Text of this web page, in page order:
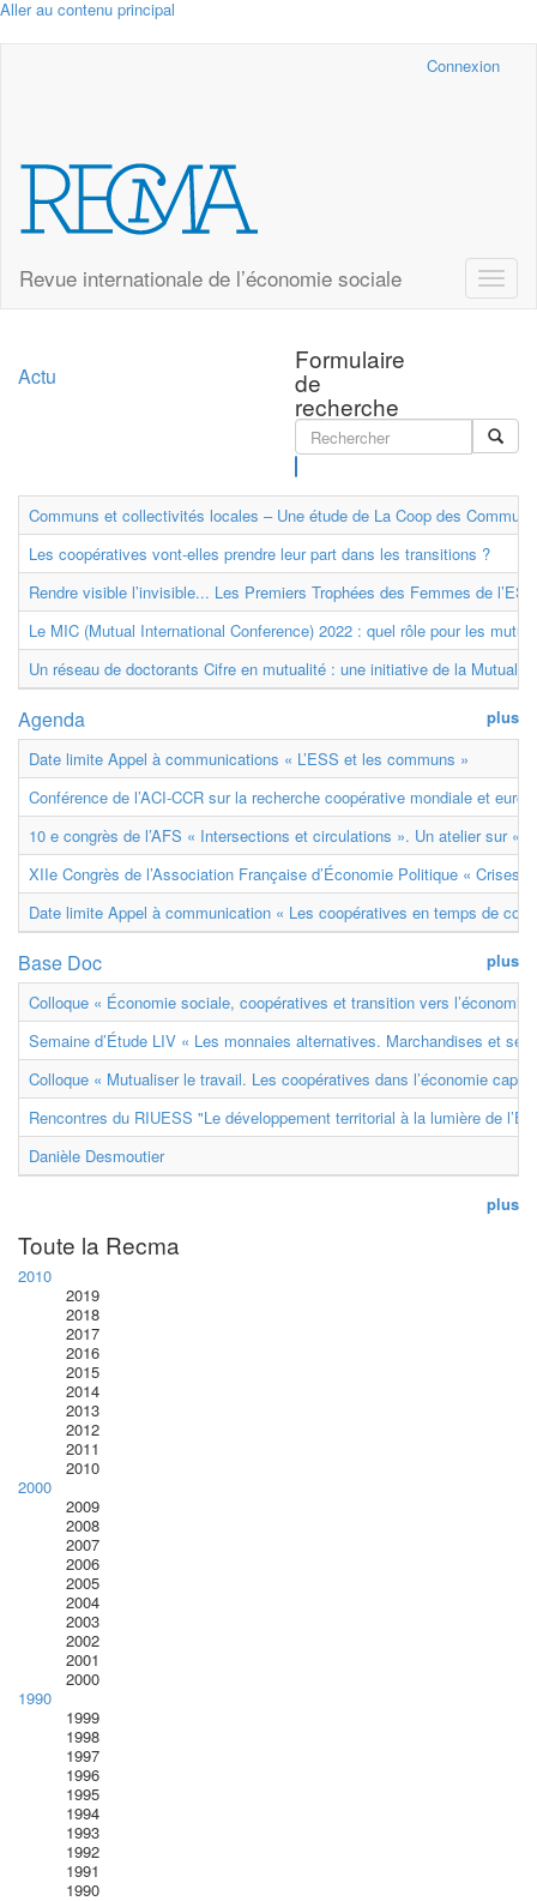
Aller au contenu principal
Connexion
Revue internationale de l’économie sociale
Toggle
Formulaire
de
recherche
Actu
Communs et collectivités locales – Une étude de La Coop des
Les coopératives vont-elles prendre leur part dans les transitions ?
Rendre visible l’invisible... Les Premiers Trophées des Femmes de
Le MIC (Mutual International Conference) 2022 : quel rôle pour les
Un réseau de doctorants Cifre en mutualité : une initiative de la
plus
Agenda
Date limite Appel à communications « L’ESS et les communs »
Conférence de l’ACI-CCR sur la recherche coopérative mondiale et
10 e congrès de l’AFS « Intersections et circulations ». Un atelier sur «
XIIe Congrès de l’Association Française d’Économie Politique « Crises
Date limite Appel à communication « Les coopératives en temps de
plus
Base Doc
Colloque « Économie sociale, coopératives et transition vers
Semaine d’Étude LIV « Les monnaies alternatives. Marchandises et
Colloque « Mutualiser le travail. Les coopératives dans l’économie
Rencontres du RIUESS "Le développement territorial à la lumière de
Danièle Desmoutier
plus
Toute la Recma
2010
2019
2018
2017
2016
2015
2014
2013
2012
2011
2010
2000
2009
2008
2007
2006
2005
2004
2003
2002
2001
2000
1990
1999
1998
1997
1996
1995
1994
1993
1992
1991
1990